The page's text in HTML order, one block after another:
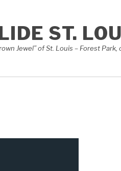
ST.
Jewel” of St. Louis – Forest